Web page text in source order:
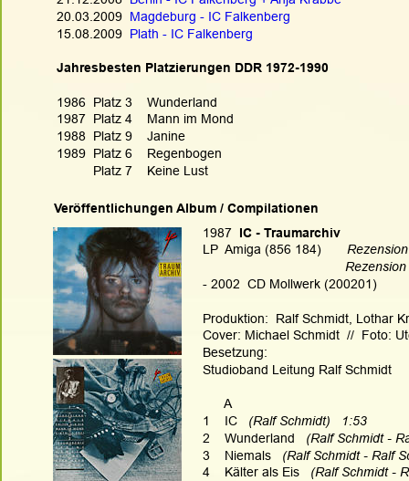
Veröffentlichungen Album / Compilationen
1987 IC - Traumarchiv
LP  Amiga (856 184)
- 2002  CD Mollwerk (200201)
Produktion:  Ralf Schmidt, Lothar
Cover: Michael Schmidt  //  Foto:
Besetzung:
Studioband Leitung Ralf Schmidt
      A
1    IC (Ralf Schmidt)   1:53
2    Wunderland (Ralf Schmidt -
3    Niemals (Ralf Schmidt - Ralf
4    Kälter als Eis (Ralf Schmidt -
20.03.2009 Magdeburg - IC Falkenberg
15.08.2009 Plath - IC Falkenberg
Jahresbesten Platzierungen DDR 1972-1990
1986  Platz 3    Wunderland
1987  Platz 4    Mann im Mond
1988  Platz 9    Janine
1989  Platz 6    Regenbogen
          Platz 7    Keine Lust